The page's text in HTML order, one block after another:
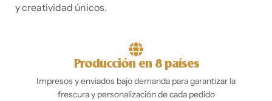
y creatividad únicos.
Producción en 8 países
Impresos y enviados bajo demanda para garantizar la
frescura y personalización de cada pedido